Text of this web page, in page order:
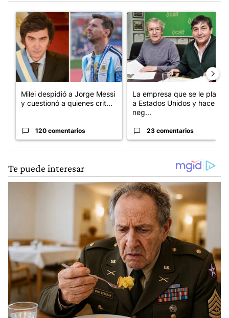
Un artículo de tendencia con el título "Milei despidió a Jorge
Milei despidió a Jorge Messi
y cuestionó a quienes crit...
120 comentarios
Un artículo de tendencia con
La empresa que se le plantó
a Estados Unidos y hace
neg...
23 comentarios